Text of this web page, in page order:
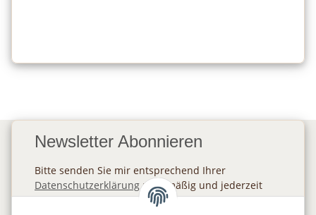
Newsletter Abonnieren
Bitte senden Sie mir entsprechend Ihrer
Datenschutzerklärungregelmäßig und jederzeit
widerruflich Informationen zu Ihrem